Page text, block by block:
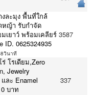
ละมุง พื้นที่ใกล้
หญ้า รับกำจัด
ยาว์ พร้อมเคลียร์
ID. 0625324935
วินาที
3587
โรเดียม,Zero
Jewelry
ละ Enamel
บาท
337